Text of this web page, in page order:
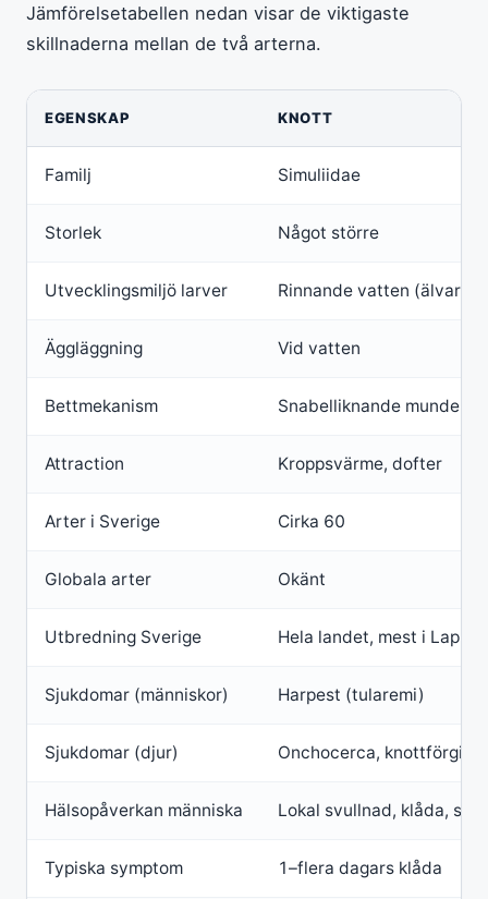
Jämförelsetabellen nedan visar de viktigaste
skillnaderna mellan de två arterna.
EGENSKAP KNOTT
Familj Simuliidae
Storlek Något större
Utvecklingsmiljö larver Rinnande vatten (älvar,
Äggläggning Vid vatten
Bettmekanism Snabelliknande mundel
Attraction Kroppsvärme, dofter
Arter i Sverige Cirka 60
Globala arter Okänt
Utbredning Sverige Hela landet, mest i
Sjukdomar (människor) Harpest (tularemi)
Sjukdomar (djur) Onchocerca,
Hälsopåverkan människa Lokal svullnad, klåda,
Typiska symptom 1–flera dagars klåda